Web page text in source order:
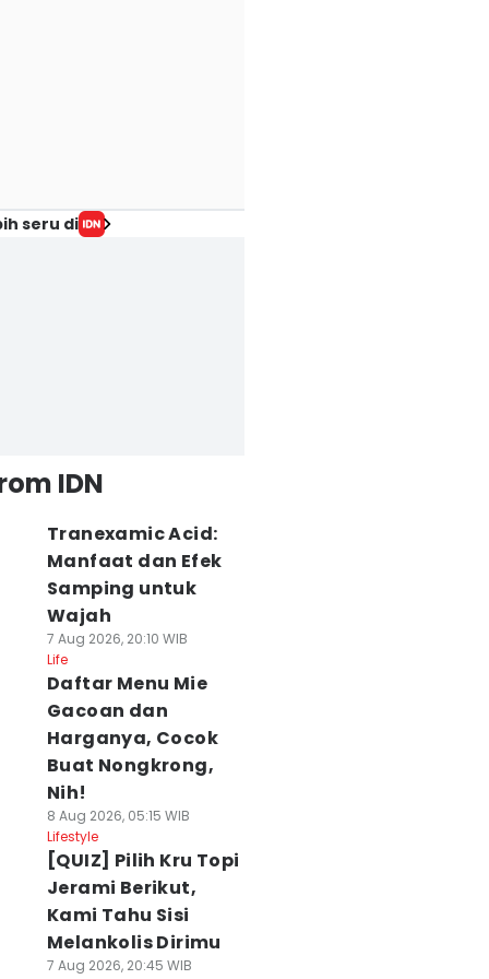
seru di
IDN
Tranexamic Acid:
Manfaat dan Efek
Samping untuk
Wajah
7 Aug 2026, 20:10 WIB
Life
Daftar Menu Mie
Gacoan dan
Harganya, Cocok
Buat Nongkrong,
Nih!
8 Aug 2026, 05:15 WIB
Lifestyle
[QUIZ] Pilih Kru Topi
Jerami Berikut,
Kami Tahu Sisi
Melankolis Dirimu
7 Aug 2026, 20:45 WIB